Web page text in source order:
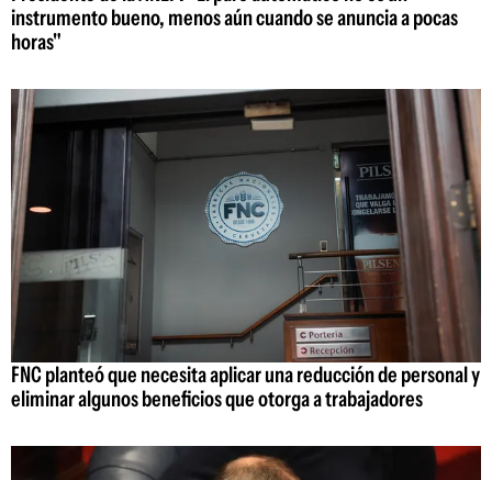
instrumento bueno, menos aún cuando se anuncia a pocas
horas"
FNC planteó que necesita aplicar una reducción de personal y
eliminar algunos beneficios que otorga a trabajadores